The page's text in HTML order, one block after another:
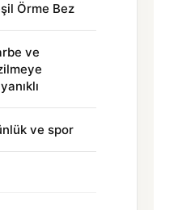
Örme Bez
ve
ve spor